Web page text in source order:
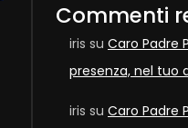
Commenti
iris su Caro Padre
presenza, nel tuo
iris su Caro Padre